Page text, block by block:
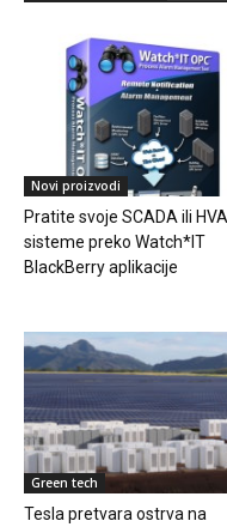
Novi proizvodi
Pratite svoje SCADA ili
sisteme preko Watch*IT
BlackBerry aplikacije
Green tech
Tesla pretvara ostrva na